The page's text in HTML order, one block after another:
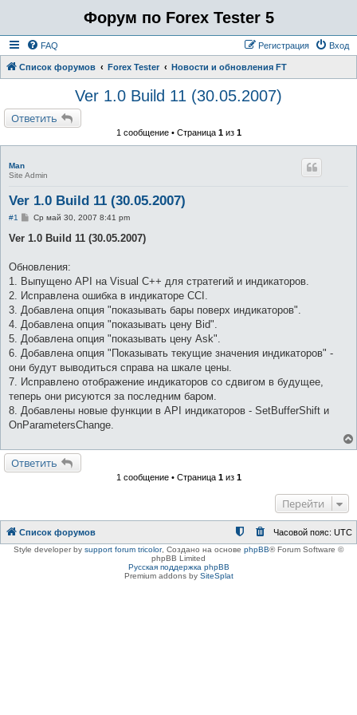
Форум по Forex Tester 5
FAQ Вход
Регистрация
Список форумов Forex Tester Новости и обновления FT
Ver 1.0 Build 11 (30.05.2007)
Ответить
1 сообщение • Страница 1из 1
Man
Site Admin
Ver 1.0 Build 11 (30.05.2007)
#1
С
о
е
и
е
Ср май 30, 2007 8:41 pm
Ver 1.0 Build 11 (30.05.2007)
Обновления:
1. Выпущено API на Visual С++ для стратегий и индикаторов.
2. Исправлена ошибка в индикаторе CCI.
3. Добавлена опция "показывать бары поверх индикаторов".
4. Добавлена опция "показывать цену Bid".
5. Добавлена опция "показывать цену Ask".
6. Добавлена опция "Показывать текущие значения индикаторов" -
они будут выводиться справа на шкале цены.
7. Исправлено отображение индикаторов со сдвигом в будущее,
теперь они рисуются за последним баром.
8. Добавлены новые функции в API индикаторов - SetBufferShift и
OnParametersChange.
Ответить
1 сообщение • Страница 1из 1
Перейти
Список форумов Часовой пояс: UTC
Style developer by support forum tricolor, Создано на основе phpBB® Forum Software ©
phpBB Limited
Русская поддержка phpBB
Premium addons by SiteSplat